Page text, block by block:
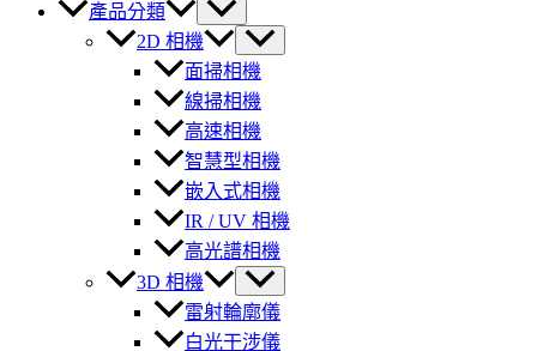
產品分類
2D 相機
面掃相機
線掃相機
高速相機
智慧型相機
嵌入式相機
IR / UV 相機
高光譜相機
3D 相機
雷射輪廓儀
白光干涉儀